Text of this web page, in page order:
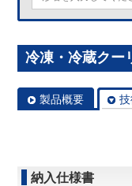
冷凍・冷蔵クー
製品概要
納入仕様書